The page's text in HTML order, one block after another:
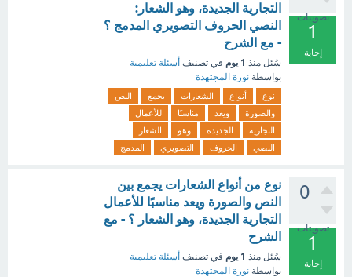
تصويتات
1
إجابة
التجارية الجديدة، وهو الشعار:
النصي الحروف التصويري المدمج ؟
- مع الشرح
سُئل منذ 1 يوم في تصنيف أسئلة تعليمية
بواسطة نورة المجتهدة
نوع أنواع الشعارات يجمع
النص
والصورة
ويعد مناسبًا
للأعمال
التجارية
الجديدة وهو
الشعار
النصي
الحروف التصويري المدمج
0
تصويتات
1
إجابة
نوع من أنواع الشعارات يجمع بين
النص والصورة ويعد مناسبًا للأعمال
التجارية الجديدة، وهو الشعار ؟ - مع
الشرح
سُئل منذ 1 يوم في تصنيف أسئلة تعليمية
بواسطة نورة المجتهدة